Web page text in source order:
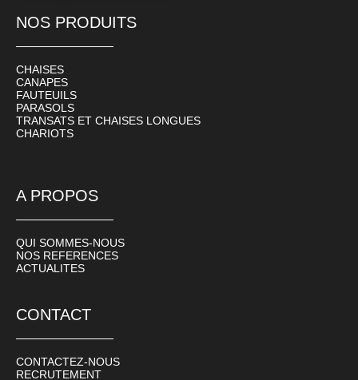
NOS PRODUITS
CHAISES
CANAPES
FAUTEUILS
PARASOLS
TRANSATS ET CHAISES LONGUES
CHARIOTS
A PROPOS
QUI SOMMES-NOUS
NOS REFERENCES
ACTUALITES
CONTACT
CONTACTEZ-NOUS
RECRUTEMENT